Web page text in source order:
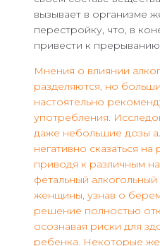
вызывает в организме
перестройку, что, в
привести к
Мнения о влиянии
разделяются, но
настоятельно
употребления.
даже небольшие дозы
негативно сказаться на
приводя к различным
фетальный
женщины, узнав о
решение полностью
осознавая риски для
ребенка. Некоторые же